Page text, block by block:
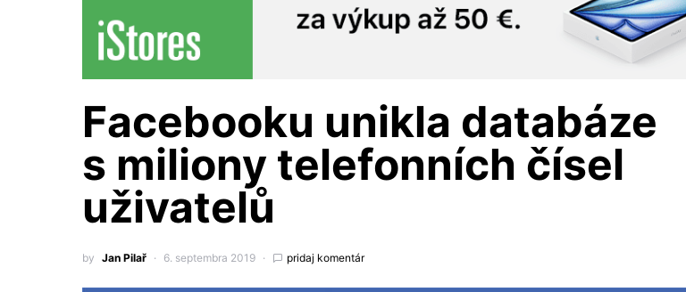
Facebooku unikla databáze
s miliony telefonních čísel
uživatelů
by Jan Pilař 6. septembra 2019 pridaj komentár